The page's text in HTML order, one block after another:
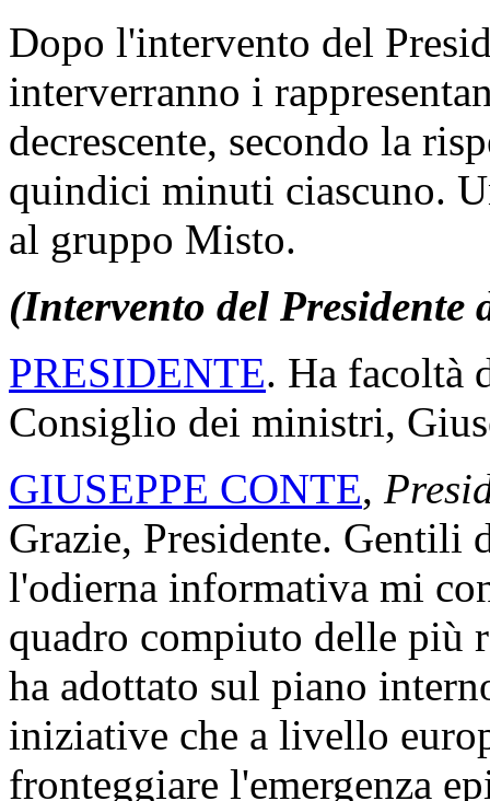
Dopo l'intervento del
interverranno i
decrescente, secondo la
quindici minuti ciascuno.
al gruppo Misto.
(Intervento del
PRESIDENTE. Ha facoltà
Consiglio dei ministri,
GIUSEPPE CONTE,
Grazie, Presidente. Gentili
l'odierna informativa mi
quadro compiuto delle più
ha adottato sul piano
iniziative che a livello
fronteggiare l'emergenza